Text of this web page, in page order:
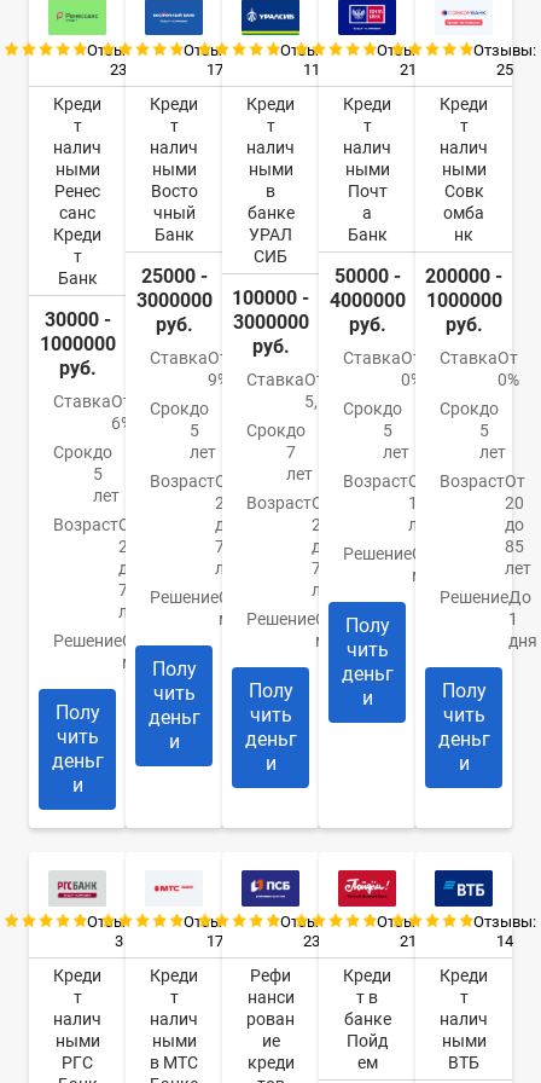
Отзывы:
23
Креди
т
налич
ными
Ренес
санс
Креди
т
Банк
30000 -
1000000
руб.
СтавкаОт
6%
Срокдо
5
лет
ВозрастОт
20
до
70
лет
РешениеОт 1
минуты
Полу
чить
деньг
и
Отзывы:
17
Креди
т
налич
ными
Восто
чный
Банк
25000 -
3000000
руб.
СтавкаОт
9%
Срокдо
5
лет
ВозрастОт
21
до
76
лет
РешениеОт 30
минут
Полу
чить
деньг
и
Отзывы:
11
Креди
т
налич
ными
в
банке
УРАЛ
СИБ
100000 -
3000000
руб.
СтавкаОт
5,5%
Срокдо
7
лет
ВозрастОт
23
до
70
лет
РешениеОт 10
минут
Полу
чить
деньг
и
Отзывы:
21
Креди
т
налич
ными
Почт
а
Банк
50000 -
4000000
руб.
СтавкаОт
0%
Срокдо
5
лет
ВозрастОт
18
лет
РешениеОт 1
минуты
Полу
чить
деньг
и
Отзывы:
25
Креди
т
налич
ными
Совк
омба
нк
200000 -
1000000
руб.
СтавкаОт
0%
Срокдо
5
лет
ВозрастОт
20
до
85
лет
РешениеДо
1
дня
Полу
чить
деньг
и
Отзывы:
3
Креди
т
налич
ными
РГС
Отзывы:
17
Креди
т
налич
ными
в МТС
Отзывы:
23
Рефи
нанси
рован
ие
креди
Отзывы:
21
Креди
т в
банке
Пойд
ем
Отзывы:
14
Креди
т
налич
ными
ВТБ